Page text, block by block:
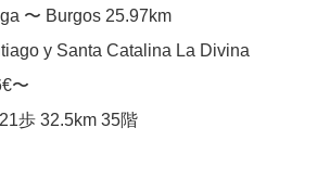
〜 Burgos 25.97km
y Santa Catalina La Divina
〜
歩 32.5km 35階